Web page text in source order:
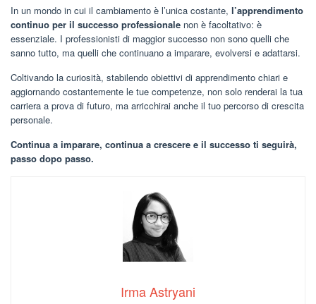
In un mondo in cui il cambiamento è l’unica costante, l’apprendimento
continuo per il successo professionale non è facoltativo: è
essenziale. I professionisti di maggior successo non sono quelli che
sanno tutto, ma quelli che continuano a imparare, evolversi e adattarsi.
Coltivando la curiosità, stabilendo obiettivi di apprendimento chiari e
aggiornando costantemente le tue competenze, non solo renderai la tua
carriera a prova di futuro, ma arricchirai anche il tuo percorso di crescita
personale.
Continua a imparare, continua a crescere e il successo ti seguirà,
passo dopo passo.
Irma Astryani